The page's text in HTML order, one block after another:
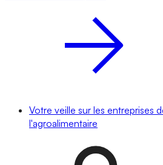
Votre veille sur les entreprises
l'agroalimentaire